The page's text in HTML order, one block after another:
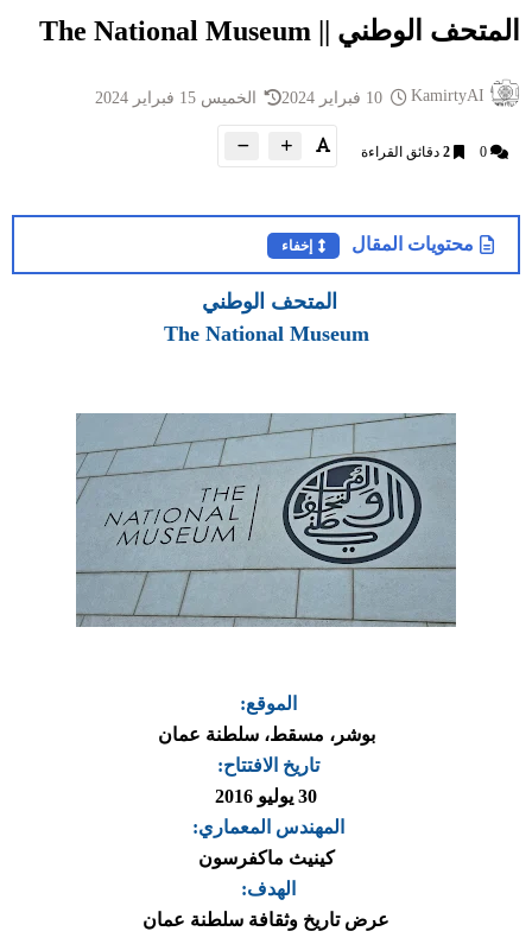
المتحف الوطني || The National Museum
KamirtyAI الخميس 15 فبراير 2024
0
2 دقائق القراءة
محتويات المقال إخفاء
المتحف الوطني
The National Museum
الموقع:
بوشر، مسقط، سلطنة عمان
تاريخ الافتتاح:
30 يوليو 2016
المهندس المعماري:
كينيث ماكفرسون
الهدف:
عرض تاريخ وثقافة سلطنة عمان